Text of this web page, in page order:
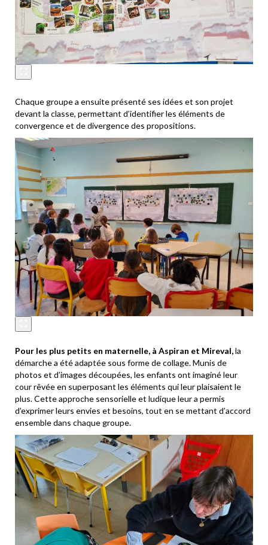
Chaque groupe a ensuite présenté ses idées et son projet
devant la classe, permettant d’identifier les éléments de
convergence et de divergence des propositions.
Pour les plus petits en maternelle, à Aspiran et Mireval,la
démarche a été adaptée sous forme de collage. Munis de
photos et d’images découpées, les enfants ont imaginé leur
cour rêvée en superposant les éléments qui leur plaisaient le
plus. Cette approche sensorielle et ludique leur a permis
d’exprimer leurs envies et besoins, tout en se mettant d’accord
ensemble dans chaque groupe.